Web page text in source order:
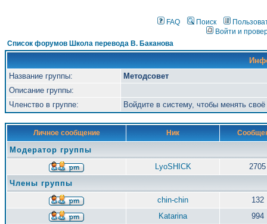
FAQ Поиск
Войти и
Список форумов Школа перевода В. Баканова
Название группы:
Методсовет
Описание группы:
Членство в группе:
Войдите в систему, чтобы менять
Личное сообщение Ник
Модератор группы
LyoSHICK
2705
Члены группы
chin-chin
132
Katarina
994